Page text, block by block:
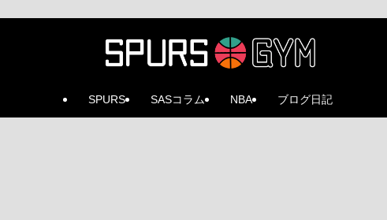
SPURS SASコラム NBA ブログ日記